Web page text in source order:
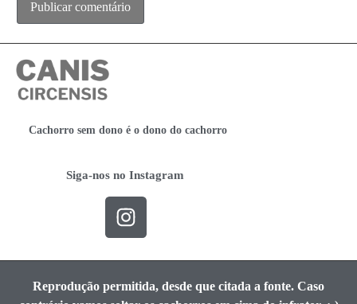
Cachorro sem dono é o dono do cachorro
Siga-nos no Instagram
Reprodução permitida, desde que citada a fonte. Caso